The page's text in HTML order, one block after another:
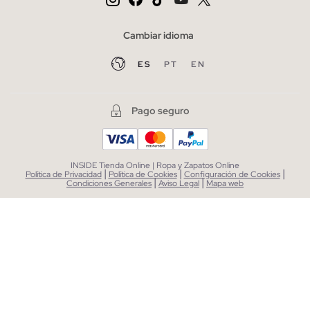
Cambiar idioma
ES PT EN
Pago seguro
INSIDE Tienda Online | Ropa y Zapatos Online
Política de Privacidad | Política de Cookies| Configuración de Cookies |
Condiciones Generales|Aviso Legal| Mapa web